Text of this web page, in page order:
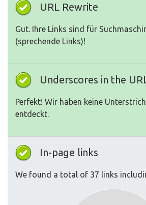
URL Rewrite
Gut. Ihre Links sind für
(sprechende Links)!
Underscores in the
Perfekt! Wir haben keine
entdeckt.
In-page links
We found a total of 37 links